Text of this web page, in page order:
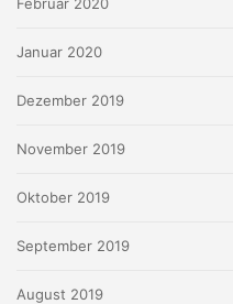
Januar 2020
Dezember 2019
November 2019
Oktober 2019
September 2019
August 2019